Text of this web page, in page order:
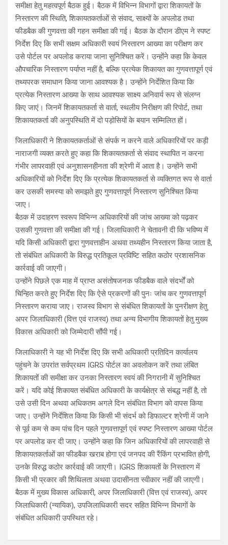
समीक्षा हेतु महत्वपूर्ण बैठक हुई। बैठक में विभिन्न विभागों द्वारा शिकायतों के
निस्तारण की स्थिति, शिकायतकर्ताओं से संवाद, साक्ष्यों के अपलोड तथा
फीडबैक की गुणवत्ता की गहन समीक्षा की गई। बैठक के दौरान डीएम ने स्पष्ट
निर्देश दिए कि सभी सक्षम अधिकारी स्वयं निस्तारण आख्या का परीक्षण कर
उसे पोर्टल पर अपलोड कराया जाना सुनिश्चित करें। उन्होंने कहा कि केवल
औपचारिक निस्तारण पर्याप्त नहीं है, बल्कि प्रत्येक शिकायत का गुणवत्तापूर्ण एवं
तथ्यपरक समाधान किया जाना आवश्यक है। उन्होंने निर्देशित किया कि
प्रत्येक निस्तारण आख्या के साथ आवश्यक साक्ष्य अनिवार्य रूप से संलग्न
किए जाएं। जिनमें शिकायतकर्ता से वार्ता, स्थलीय निरीक्षण की रिपोर्ट, तथा
शिकायतकर्ता की अनुपस्थिति में दो पड़ोसियों के बयान सम्मिलित हों।
जिलाधिकारी ने शिकायतकर्ताओं से संपर्क न करने वाले अधिकारियों पर कड़ी
नाराजगी व्यक्त करते हुए कहा कि शिकायतकर्ता से संवाद स्थापित न करना
गंभीर लापरवाही एवं अनुशासनहीनता की श्रेणी में आता है। उन्होंने सभी
अधिकारियों को निर्देश दिए कि प्रत्येक शिकायतकर्ता से व्यक्तिगत रूप से वार्ता
कर उसकी समस्या को समझते हुए गुणवत्तापूर्ण निस्तारण सुनिश्चित किया
जाए।
बैठक में उदाहरण स्वरूप विभिन्न अधिकारियों की जांच आख्या को पढ़कर
उसकी गुणवत्ता की समीक्षा की गई। जिलाधिकारी ने चेतावनी दी कि भविष्य में
यदि किसी अधिकारी द्वारा गुणवत्ताहीन अथवा तथ्यहीन निस्तारण किया जाता है,
तो संबंधित अधिकारी के विरुद्ध प्रतिकूल प्रविष्टि सहित कठोर प्रशासनिक
कार्रवाई की जाएगी।
उन्होंने पिछले एक माह में प्राप्त असंतोषजनक फीडबैक वाले संदर्भों को
चिन्हित करते हुए निर्देश दिए कि ऐसे प्रकरणों की पुनः जांच कर गुणवत्तापूर्ण
निस्तारण कराया जाए। राजस्व विभाग से संबंधित शिकायतों के पुनरीक्षण हेतु
अपर जिलाधिकारी (वित्त एवं राजस्व) तथा अन्य विभागीय शिकायतों हेतु मुख्य
विकास अधिकारी को जिम्मेदारी सौंपी गई।
जिलाधिकारी ने यह भी निर्देश दिए कि सभी अधिकारी प्रतिदिन कार्यालय
पहुंचने के उपरांत सर्वप्रथम IGRS पोर्टल का अवलोकन करें तथा लंबित
शिकायतों की समीक्षा कर उनका निस्तारण स्वयं की निगरानी में सुनिश्चित
करें। यदि कोई शिकायत संबंधित अधिकारी के कार्यक्षेत्र से संबद्ध नहीं है, तो
उसे उसी दिन अथवा अधिकतम अगले दिन संबंधित विभाग को वापस किया
जाए। उन्होंने निर्देशित किया कि किसी भी संदर्भ को डिफाल्टर श्रेणी में जाने
से पूर्व कम से कम पांच दिन पहले गुणवत्तापूर्ण एवं स्पष्ट निस्तारण आख्या पोर्टल
पर अपलोड कर दी जाए। उन्होंने कहा कि जिन अधिकारियों की लापरवाही से
शिकायतकर्ताओं का फीडबैक खराब होगा एवं जनपद की रैंकिंग प्रभावित होगी,
उनके विरुद्ध कठोर कार्रवाई की जाएगी। IGRS शिकायतों के निस्तारण में
किसी भी प्रकार की शिथिलता अथवा उदासीनता स्वीकार नहीं की जाएगी।
बैठक में मुख्य विकास अधिकारी, अपर जिलाधिकारी (वित्त एवं राजस्व), अपर
जिलाधिकारी (न्यायिक), उपजिलाधिकारी सदर सहित विभिन्न विभागों के
संबंधित अधिकारी उपस्थित रहे।